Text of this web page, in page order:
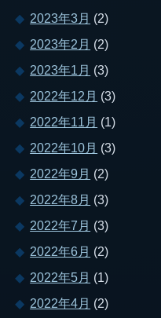
2023年3月 (2)
2023年2月 (2)
2023年1月 (3)
2022年12月 (3)
2022年11月 (1)
2022年10月 (3)
2022年9月 (2)
2022年8月 (3)
2022年7月 (3)
2022年6月 (2)
2022年5月 (1)
2022年4月 (2)